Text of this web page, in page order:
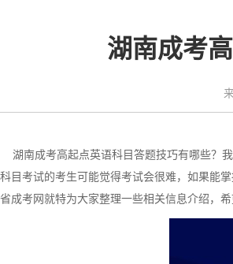
湖南成考
湖南成考高起点英语科目答题技巧有哪些？
科目考试的考生可能觉得考试会很难，如果能
省成考网就特为大家整理一些相关信息介绍，希